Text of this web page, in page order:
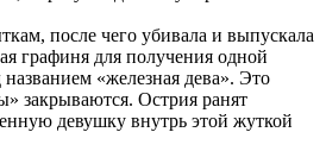
после чего убивала и выпускала
графиня для получения одной
«железная дева». Это
закрываются. Острия ранят
девушку внутрь этой жуткой